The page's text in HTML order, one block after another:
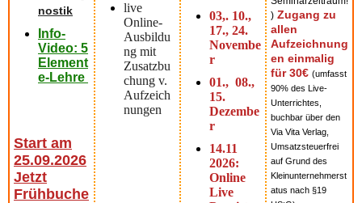
nostik
Info-
Video: 5
Element
e-Lehre
Start am
25.09.2026
Jetzt
Frühbuche
live
Online-
Ausbildu
ng mit
Zusatzbu
chung v.
Aufzeich
nungen
03,. 10.,
17., 24.
Novembe
r
01., 08.,
15.
Dezembe
r
14.11
2026:
Online
Live
) Zugang zu
allen
Aufzeichnung
en einmalig
für 30€ (umfasst
90% des Live-
Unterrichtes,
buchbar über den
Via Vita Verlag,
Umsatzsteuerfrei
auf Grund des
Kleinunternehmerst
atus nach §19